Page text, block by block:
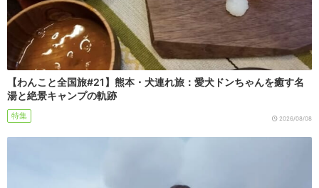
【わんこと全国旅#21】熊本・犬連れ旅：愛犬ドンちゃんを癒す名
湯と絶景キャンプの軌跡
特集 2026/08/08